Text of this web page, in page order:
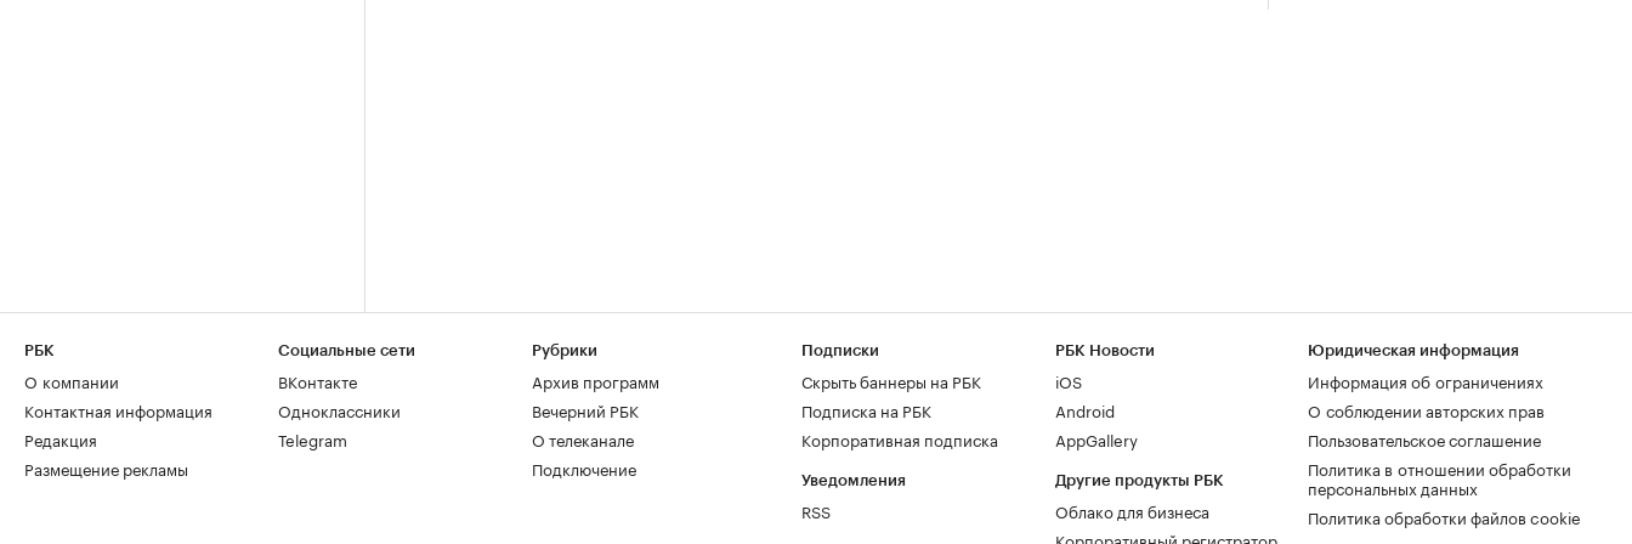
РБК
О компании
Контактная информация
Редакция
Размещение рекламы
Социальные сети
ВКонтакте
Одноклассники
Telegram
Рубрики
Архив программ
Вечерний РБК
О телеканале
Подключение
Подписки
Скрыть баннеры на РБК
Подписка на РБК
Корпоративная подписка
Уведомления
RSS
РБК Новости
iOS
Android
AppGallery
Другие продукты РБК
Облако для бизнеса
Корпоративный регистратор
Юридическая информация
Информация об ограничениях
О соблюдении авторских прав
Пользовательское соглашение
Политика в отношении обработки
персональных данных
Политика обработки файлов cookie